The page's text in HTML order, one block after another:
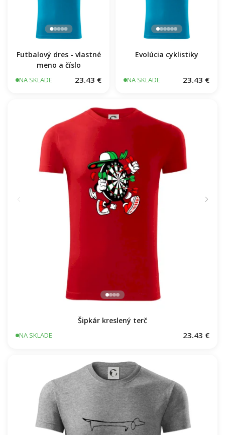
Futbalový dres - vlastné
meno a číslo
NA SKLADE 23.43 €
Evolúcia cyklistiky
NA SKLADE 23.43 €
Šipkár kreslený terč
NA SKLADE 23.43 €